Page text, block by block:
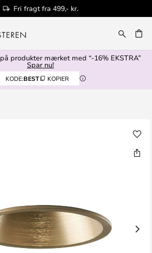
Fri fragt fra 499,- kr.
på produkter mærket med “-16% EKSTRA”
Spar nu!
KODE:BEST KOPIER